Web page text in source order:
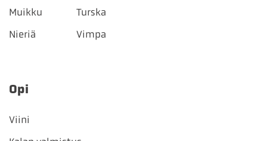
Muikku
Nieriä
Turska
Vimpa
Opi
Viini